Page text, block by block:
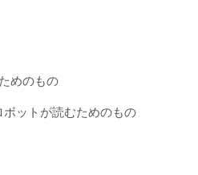
めのもの
ボットが読むためのもの